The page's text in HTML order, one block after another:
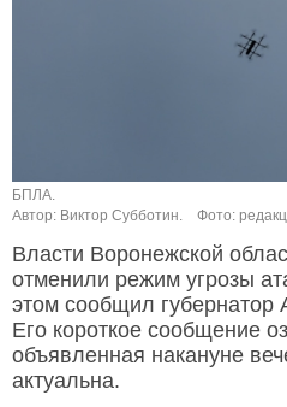
БПЛА.
Автор: Виктор Субботин.
Фото:
Власти Воронежской
отменили режим угрозы
этом сообщил губернатор
Его короткое сообщение
объявленная накануне
актуальна.